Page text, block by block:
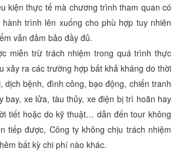
kiện thực tế mà chương trình tham quan có
trình lên xuống cho phù hợp tuy nhiên
vẫn đảm bảo đầy đủ.
miễn trừ trách nhiệm trong quá trình thực
xảy ra các trường hợp bất khả kháng do thời
dịch bệnh, đình công, bạo động, chiến tranh
bay, xe lửa, tàu thủy, xe điện bị trì hoãn hay
tiết hoặc do kỹ thuật… dẫn đến tour không
tiếp được, Công ty không chịu trách nhiệm
bất kỳ chi phí nào khác.